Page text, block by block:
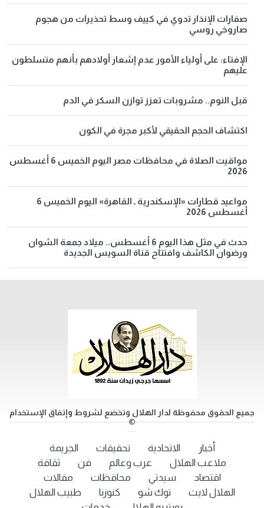
صفارات الإنذار تدوي في كييف وسط تحذيرات من هجوم
صاروخي روسي
الإفتاء: على أولياء الأمور عدم إشعار أولادهم بأنهم متسلطون
عليهم
قبل النوم.. مشروبات تعزز توازن السكر في الدم
اكتشاف الحجم الحقيقي لأكبر مجرة في الكون
مواقيت الصلاة في محافظات مصر اليوم الخميس 6 أغسطس
2026
مواعيد قطارات «الإسكندرية ـ القاهرة» اليوم الخميس 6
أغسطس 2026
حدث في مثل هذا اليوم 6 أغسطس.. ميلاد جمعة الشوان
ورضوان الكاشف وافتتاح قناة السويس الجديدة
جميع الحقوق محفوظة لدار الهلال وتخضع لشروط وإتفاق الإستخدام
©
أخبار الاتحادية تحقيقات
الجريمة
ملاعب الهلال
عرب وعالم فن
ثقافة
اقتصاد
سيدتي محافظات
مقالات
الهلال لايت
توك شو كنوزنا
طبيب الهلال